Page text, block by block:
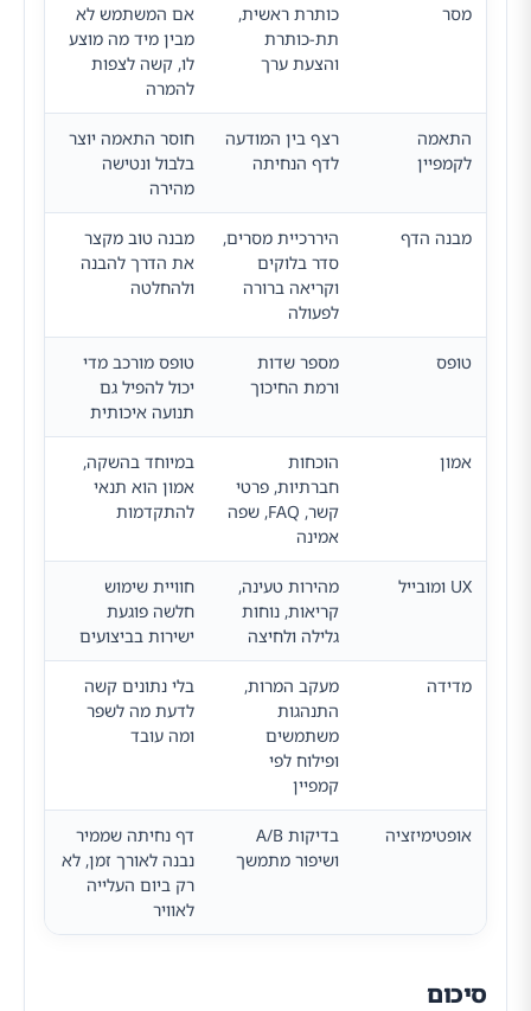
מסר
כותרת ראשית,
תת-כותרת
והצעת ערך
אם המשתמש לא
מבין מיד מה מוצע
לו, קשה לצפות
להמרה
התאמה
לקמפיין
רצף בין המודעה
לדף הנחיתה
חוסר התאמה יוצר
בלבול ונטישה
מהירה
מבנה הדף
היררכיית מסרים,
סדר בלוקים
וקריאה ברורה
לפעולה
מבנה טוב מקצר
את הדרך להבנה
ולהחלטה
טופס
מספר שדות
ורמת החיכוך
טופס מורכב מדי
יכול להפיל גם
תנועה איכותית
אמון
הוכחות
חברתיות, פרטי
קשר, FAQ, שפה
אמינה
במיוחד בהשקה,
אמון הוא תנאי
להתקדמות
UX ומובייל
מהירות טעינה,
קריאות, נוחות
גלילה ולחיצה
חוויית שימוש
חלשה פוגעת
ישירות בביצועים
מדידה
מעקב המרות,
התנהגות
משתמשים
ופילוח לפי
קמפיין
בלי נתונים קשה
לדעת מה לשפר
ומה עובד
אופטימיזציה
בדיקות A/B
ושיפור מתמשך
דף נחיתה שממיר
נבנה לאורך זמן, לא
רק ביום העלייה
לאוויר
סיכום